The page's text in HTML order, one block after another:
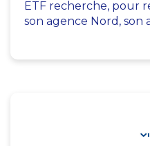
ETF recherche, pour
son agence Nord, son